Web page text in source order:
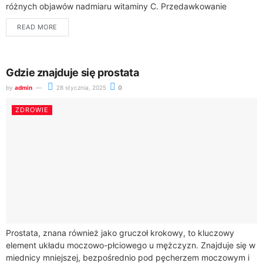
różnych objawów nadmiaru witaminy C. Przedawkowanie
witaminy C jest rzadkie, gdyż większość osób...
READ MORE
Gdzie znajduje się prostata
by admin 28 stycznia, 2025 0
ZDROWIE
Prostata, znana również jako gruczoł krokowy, to kluczowy
element układu moczowo-płciowego u mężczyzn. Znajduje się w
miednicy mniejszej, bezpośrednio pod pęcherzem moczowym i